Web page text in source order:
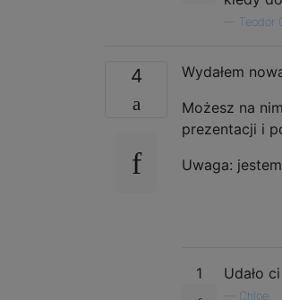
Teodor
4 Wydałem
Możesz na
prezentacji i
Uwaga:
1 Udało
Chloe,